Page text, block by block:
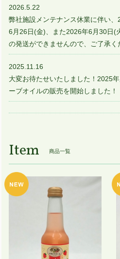
2026.5.22
弊社施設メンテナンス休業に伴い
6月26日(金)、また2026年6月30日(
の発送ができませんので、ご了承く
2025.11.16
大変お待たせいたしました！2025
ーブオイルの販売を開始しました！
Item 商品一覧